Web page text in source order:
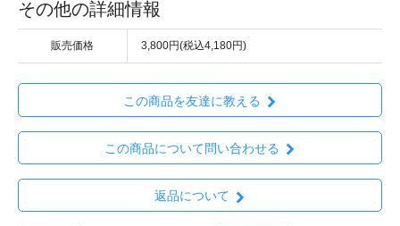
その他の詳細情報
販売価格 3,800円(税込4,180円)
この商品を友達に教える
この商品について問い合わせる
返品について